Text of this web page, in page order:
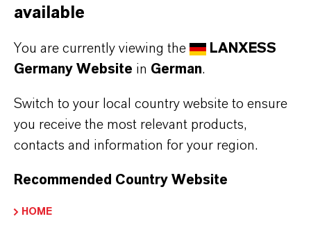
ZUKUNFTSGERICHTETE AUSSAGEN
DOWNLOAD
IR News: LANXESS schließt Verkauf
Infrastructure and Real Assets
available
You are currently viewing the
LANXESS
Germany Website in German.
Switch to your local country website to ensure
you receive the most relevant products,
contacts and information for your region.
Recommended Country Website
HOME